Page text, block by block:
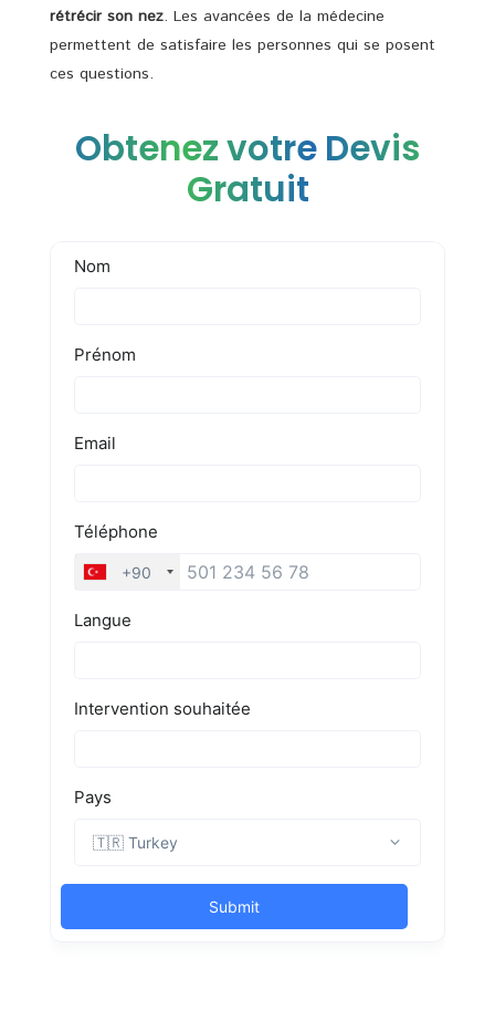
rétrécir son nez. Les avancées de la médecine
permettent de satisfaire les personnes qui se posent
ces questions.
Obtenez votre Devis
Gratuit